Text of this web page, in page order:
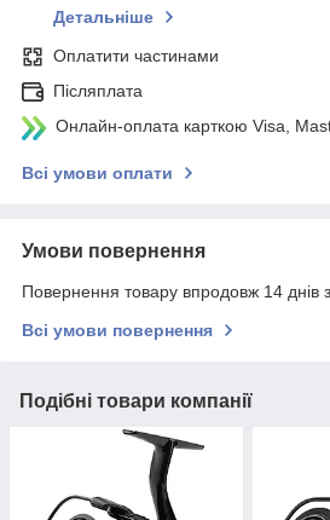
Детальніше
Оплатити частинами
Післяплата
Онлайн-оплата карткою Visa,
Всі умови оплати
Умови повернення
Повернення товару впродовж 14 днів
Всі умови повернення
Подібні товари компанії